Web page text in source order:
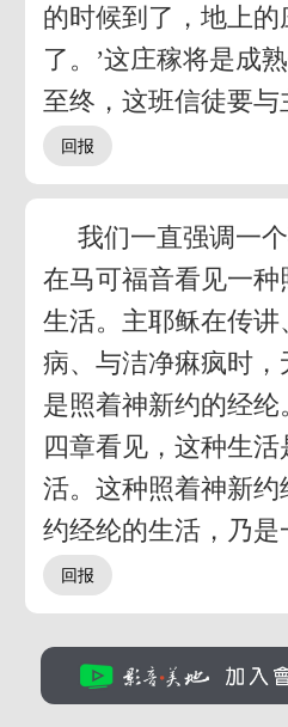
的时候到了，地上的
了。’这庄稼将是成
至终，这班信徒要与
我们一直强调一
在马可福音看见一
生活。主耶稣在传
病、与洁净痳疯时
是照着神新约的经
四章看见，这种生
活。这种照着神新
约经纶的生活，乃是